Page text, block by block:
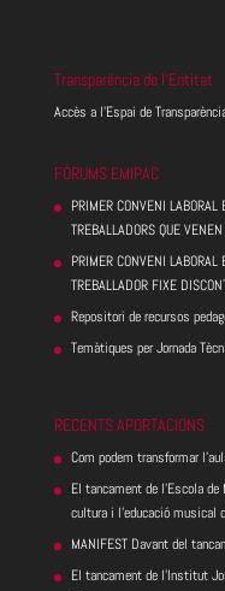
Transparència de l’Entitat
Accès a l’Espai de
FÓRUMS EMIPAC
PRIMER CONVENI
TREBALLADORS QUE
PRIMER CONVENI
TREBALLADOR FIXE
Repositori de recursos
Temàtiques per Jornada
RECENTS APORTACIONS
Com podem transformar
El tancament de l’Escola de
cultura i l’educació musical
MANIFEST Davant del
El tancament de l’Institut